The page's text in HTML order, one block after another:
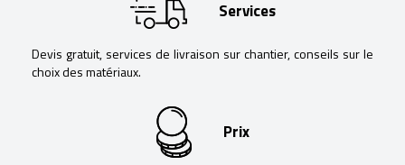
Services
Devis gratuit, services de livraison sur chantier, conseils sur le
choix des matériaux.
Prix